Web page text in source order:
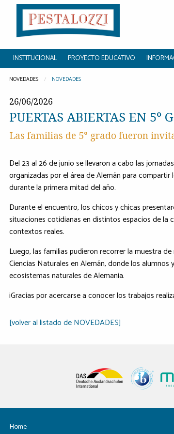
INSTITUCIONAL PROYECTO EDUCATIVO
NOVEDADES NOVEDADES
26/06/2026
PUERTAS ABIERTAS EN 5º
Las familias de 5° grado fueron
Del 23 al 26 de junio se llevaron a cabo las
organizadas por el área de Alemán para
durante la primera mitad del año.
Durante el encuentro, los chicos y chicas
situaciones cotidianas en distintos espacios de la
contextos reales.
Luego, las familias pudieron recorrer la muestra
Ciencias Naturales en Alemán, donde los
ecosistemas naturales de Alemania.
¡Gracias por acercarse a conocer los trabajos
[volver al listado de NOVEDADES]
Home